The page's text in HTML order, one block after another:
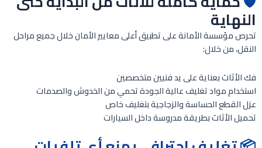
النهاية
تحرص مؤسسة الأمانة على تطبيق أعلى معايير الأمان خلال جميع مراحل
النقل، من خلال:
فك الأثاث بعناية على يد فنيين متخصصين
استخدام مواد تغليف عالية الجودة تحمي من الخدوش والصدمات
عزل القطع الحساسة والزجاجية بتغليف خاص
تحميل الأثاث بطريقة مدروسة داخل السيارات